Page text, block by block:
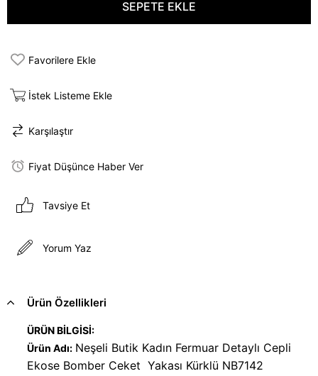
Favorilere Ekle
İstek Listeme Ekle
Karşılaştır
Fiyat Düşünce Haber Ver
Tavsiye Et
Yorum Yaz
Ürün Özellikleri
ÜRÜN BİLGİSİ:
Ürün Adı: Neşeli Butik Kadın Fermuar Detaylı Cepli
Ekose Bomber Ceket Yakası Kürklü NB7142